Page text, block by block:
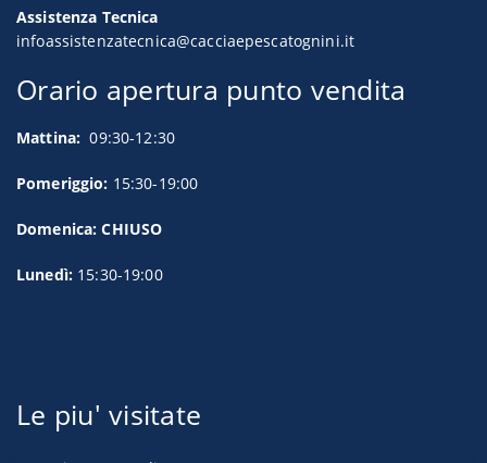
Assistenza Tecnica
infoassistenzatecnica@cacciaepescatognini.it
Orario apertura punto vendita
Mattina: 09:30-12:30
Pomeriggio: 15:30-19:00
Domenica: CHIUSO
Lunedì: 15:30-19:00
Le piu' visitate